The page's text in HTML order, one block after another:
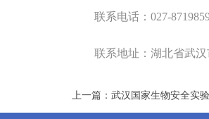
联系电话： 027-
联系地址：湖北省武汉
上一篇：武汉国家生物安全实